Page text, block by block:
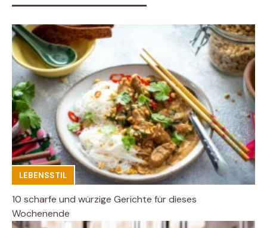
LEBENSSTIL
10 scharfe und würzige Gerichte für dieses
Wochenende